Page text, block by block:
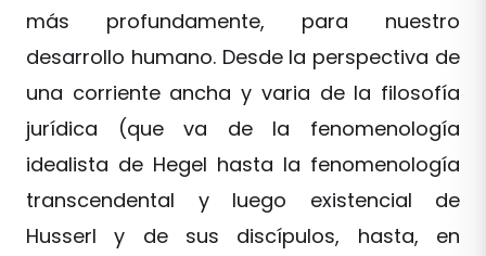
más profundamente, para nuestro
desarrollo humano. Desde la perspectiva de
una corriente ancha y varia de la filosofía
jurídica (que va de la fenomenología
idealista de Hegel hasta la fenomenología
transcendental y luego existencial de
Husserl y de sus discípulos, hasta, en